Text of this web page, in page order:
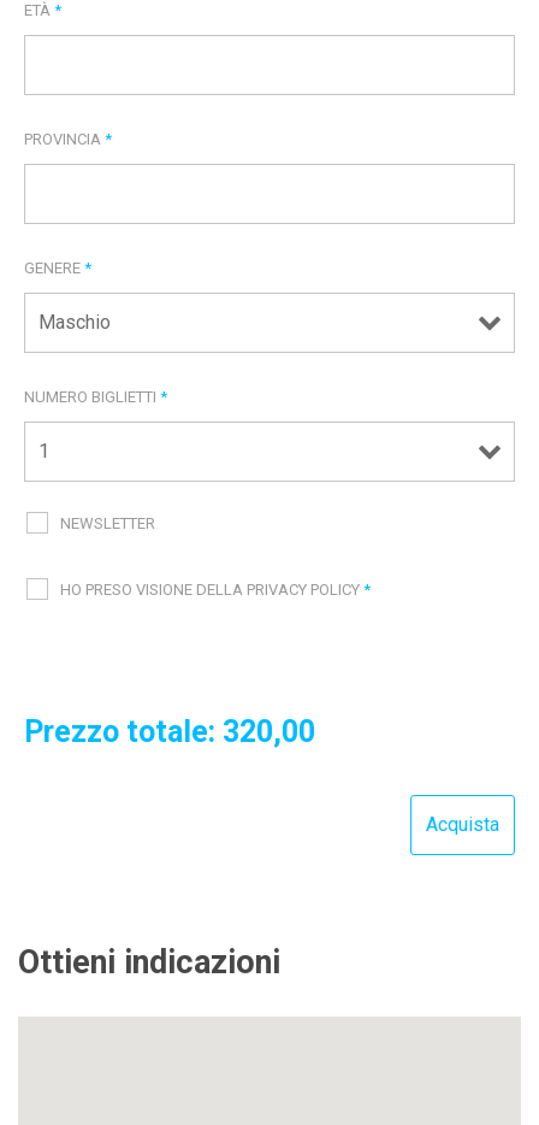
ETÀ *
PROVINCIA *
GENERE *
NUMERO BIGLIETTI *
NEWSLETTER
HO PRESO VISIONE DELLA PRIVACY POLICY *
Prezzo totale: 320,00
Ottieni indicazioni